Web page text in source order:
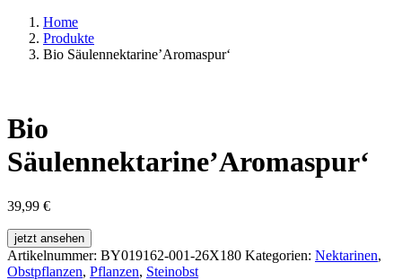
Home
Produkte
Bio Säulennektarine’Aromaspur‘
Bio
Säulennektarine’Aromaspur‘
39,99 €
jetzt ansehen
Artikelnummer: BY019162-001-26X180 Kategorien: Nektarinen,
Obstpflanzen, Pflanzen, Steinobst